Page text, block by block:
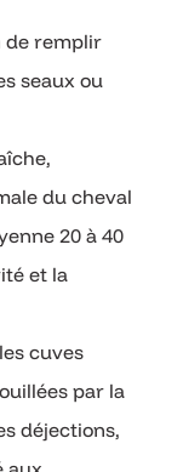
de remplir
seaux ou
du cheval
20 à 40
et la
cuves
par la
déjections,